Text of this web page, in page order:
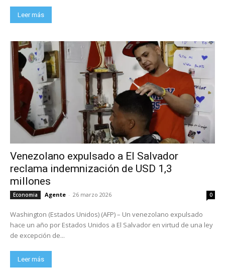
Leer más
Venezolano expulsado a El Salvador
reclama indemnización de USD 1,3
millones
Economia Agente - 26 marzo 2026 0
Washington (Estados Unidos) (AFP) – Un venezolano expulsado
hace un año por Estados Unidos a El Salvador en virtud de una ley
de excepción de...
Leer más